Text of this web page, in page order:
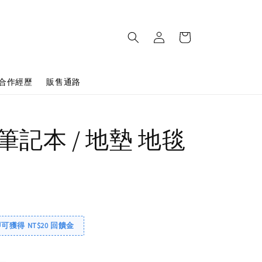
作經歷 販售通路
記本 / 地墊 地毯
獲得 NT$20 回饋金